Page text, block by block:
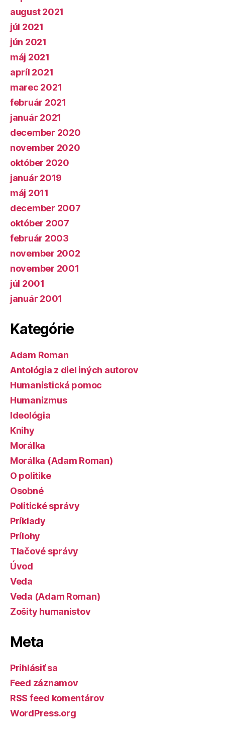
august 2021
júl 2021
jún 2021
máj 2021
apríl 2021
marec 2021
február 2021
január 2021
december 2020
november 2020
október 2020
január 2019
máj 2011
december 2007
október 2007
február 2003
november 2002
november 2001
júl 2001
január 2001
Kategórie
Adam Roman
Antológia z diel iných autorov
Humanistická pomoc
Humanizmus
Ideológia
Knihy
Morálka
Morálka (Adam Roman)
O politike
Osobné
Politické správy
Príklady
Prílohy
Tlačové správy
Úvod
Veda
Veda (Adam Roman)
Zošity humanistov
Meta
Prihlásiť sa
Feed záznamov
RSS feed komentárov
WordPress.org